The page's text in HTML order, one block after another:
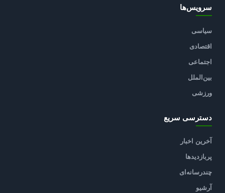
سرویس‌ها
سیاسی
اقتصادی
اجتماعی
بین‌الملل
ورزشی
دسترسی سریع
آخرین اخبار
پربازدیدها
چندرسانه‌ای
آرشیو